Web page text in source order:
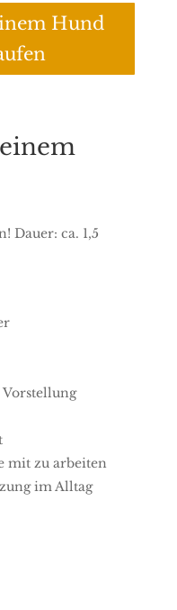
Hund
Dauer: ca. 1,5
mit zu arbeiten
im Alltag